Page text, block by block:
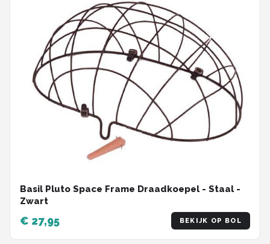
Basil Pluto Space Frame Draadkoepel - Staal -
Zwart
€ 27,95 BEKIJK OP BOL